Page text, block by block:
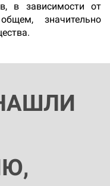
в зависимости от
значительно